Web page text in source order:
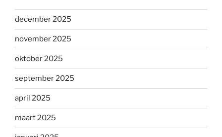
december 2025
november 2025
oktober 2025
september 2025
april 2025
maart 2025